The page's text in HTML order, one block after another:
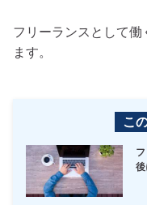
フリーランスとして
ます。
こ